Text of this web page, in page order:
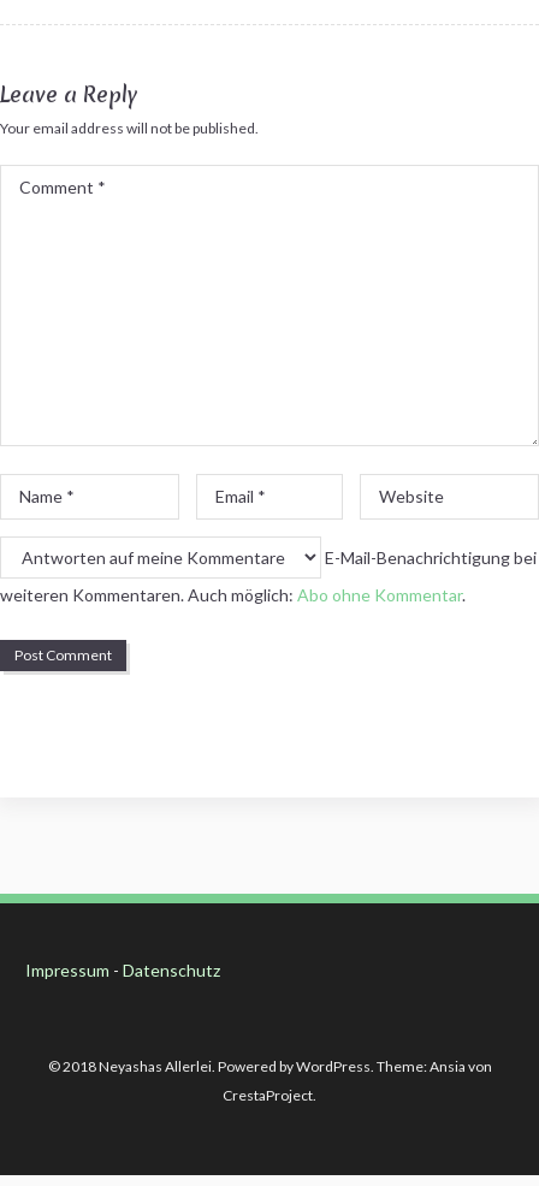
Leave a Reply
Your email address will not be published.
Comment
Name
*
Email
*
Website
E-Mail-Benachrichtigung bei
weiteren Kommentaren. Auch möglich: Abo ohne Kommentar.
Impressum - Datenschutz
© 2018 Neyashas Allerlei. Powered by WordPress. Theme: Ansia von
CrestaProject.